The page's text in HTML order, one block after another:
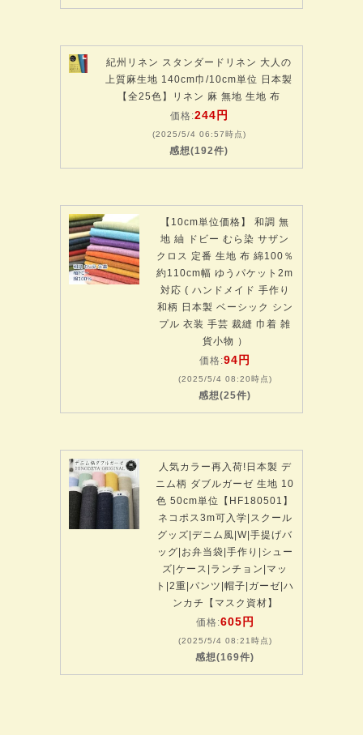
紀州リネン スタンダードリネン 大人の
上質麻生地 140cm巾/10cm単位 日本製
【全25色】リネン 麻 無地 生地 布
価格:244円
(2025/5/4 06:57時点)
感想(192件)
【10cm単位価格】 和調 無
地 紬 ドビー むら染 サザン
クロス 定番 生地 布 綿100％
約110cm幅 ゆうパケット2m
対応 ( ハンドメイド 手作り
和柄 日本製 ベーシック シン
プル 衣装 手芸 裁縫 巾着 雑
貨小物 ）
価格:94円
(2025/5/4 08:20時点)
感想(25件)
人気カラー再入荷!日本製 デ
ニム柄 ダブルガーゼ 生地 10
色 50cm単位【HF180501】
ネコポス3m可入学|スクール
グッズ|デニム風|W|手提げバ
ッグ|お弁当袋|手作り|シュー
ズ|ケース|ランチョン|マッ
ト|2重|パンツ|帽子|ガーゼ|ハ
ンカチ【マスク資材】
価格:605円
(2025/5/4 08:21時点)
感想(169件)